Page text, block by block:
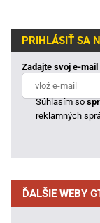
PRIHLÁSIŤ SA
Zadajte svoj e-
Súhlasím so
reklamných
ĎALŠIE WEBY